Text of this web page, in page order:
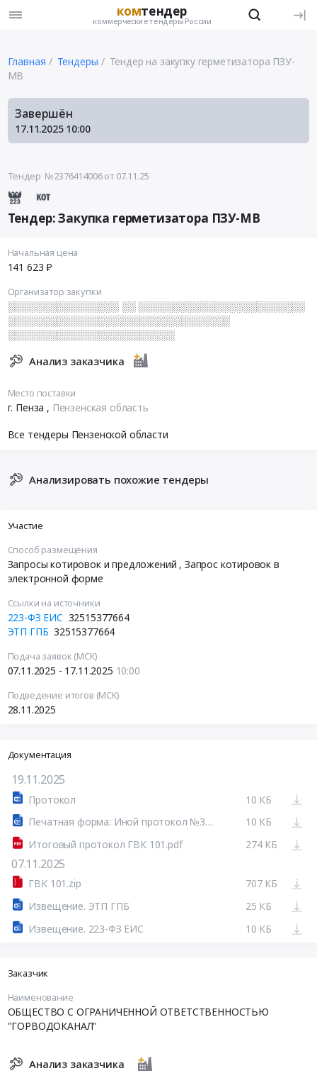
комтендер
коммерческие тендеры России
Главная Тендеры
Тендер на закупку герметизатора ПЗУ-
МВ
Завершён
17.11.2025 10:00
Тендер №2376414006от 07.11.25
Тендер: Закупка герметизатора ПЗУ-МВ
Начальная цена
141 623 ₽
Организатор закупки
░░░░░░░░░░░░░░░░ ░░ ░░░░░░░░░░░░░░░░░░░░░░░░
░░░░░░░░░░░░░░░░░░░░░░░░░░░░░░░░
░░░░░░░░░░░░░░░░░░░░░░░░
Анализ заказчика
Место поставки
г. Пенза , Пензенская область
Все тендеры Пензенской области
Анализировать похожие тендеры
Участие
Способ размещения
Запросы котировок и предложений , Запрос котировок в
электронной форме
Ссылки на источники
223-ФЗ ЕИС 32515377664
ЭТП ГПБ 32515377664
Подача заявок (МСК)
07.11.2025 - 17.11.2025 10:00
Подведение итогов (МСК)
28.11.2025
Документация
19.11.2025
Протокол
10 КБ
Печатная форма: Иной протокол №32515377664-01
10 КБ
Итоговый протокол ГВК 101.pdf
274 КБ
07.11.2025
ГВК 101.zip
707 КБ
Извещение. ЭТП ГПБ
25 КБ
Извещение. 223-ФЗ ЕИС
10 КБ
Заказчик
Наименование
ОБЩЕСТВО С ОГРАНИЧЕННОЙ ОТВЕТСТВЕННОСТЬЮ
"ГОРВОДОКАНАЛ"
Анализ заказчика